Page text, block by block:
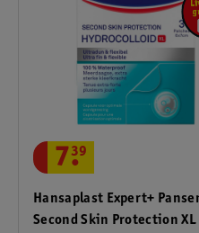
Hansaplast Expert+
Second Skin Protection XL
7.
39